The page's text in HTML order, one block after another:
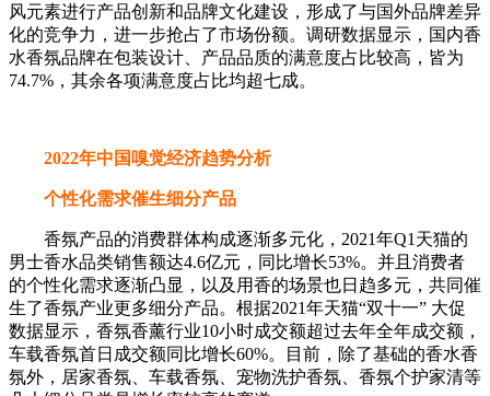
风元素进行产品创新和品牌文化建设，形成了与国外品牌差异
化的竞争力，进一步抢占了市场份额。调研数据显示，国内香
水香氛品牌在包装设计、产品品质的满意度占比较高，皆为
74.7%，其余各项满意度占比均超七成。
2022年中国嗅觉经济趋势分析
个性化需求催生细分产品
香氛产品的消费群体构成逐渐多元化，2021年Q1天猫的
男士香水品类销售额达4.6亿元，同比增长53%。并且消费者
的个性化需求逐渐凸显，以及用香的场景也日趋多元，共同催
生了香氛产业更多细分产品。根据2021年天猫“双十一” 大促
数据显示，香氛香薰行业10小时成交额超过去年全年成交额，
车载香氛首日成交额同比增长60%。目前，除了基础的香水香
氛外，居家香氛、车载香氛、宠物洗护香氛、香氛个护家清等